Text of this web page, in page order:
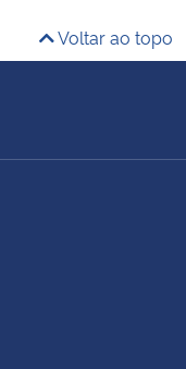
Voltar ao topo